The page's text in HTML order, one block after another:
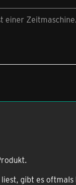
gibt es